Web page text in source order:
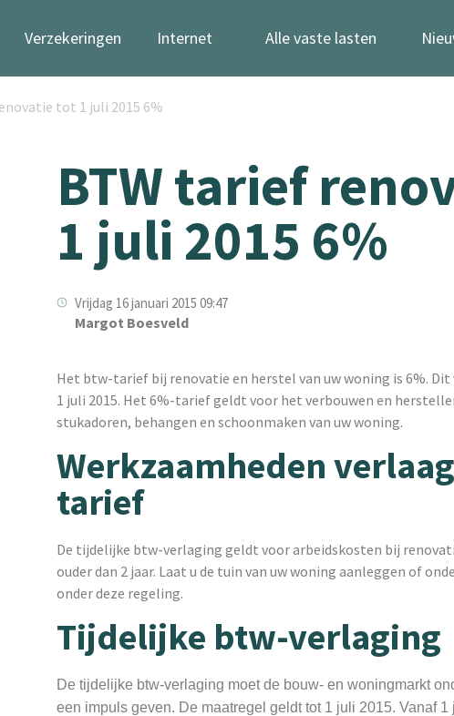
Verzekeringen Internet Alle vaste lasten
tot 1 juli 2015 6%
BTW tarief
1 juli 2015 6%
Vrijdag 16 januari 2015 09:47
Margot Boesveld
Het btw-tarief bij renovatie en herstel van uw woning is 6%.
1 juli 2015. Het 6%-tarief geldt voor het verbouwen en
stukadoren, behangen en schoonmaken van uw woning.
Werkzaamheden
tarief
De tijdelijke btw-verlaging geldt voor arbeidskosten bij
ouder dan 2 jaar. Laat u de tuin van uw woning aanleggen of
onder deze regeling.
Tijdelijke btw-verlaging
De tijdelijke btw-verlaging moet de bouw- en woningmarkt
een impuls geven. De maatregel geldt tot 1 juli 2015. Vanaf